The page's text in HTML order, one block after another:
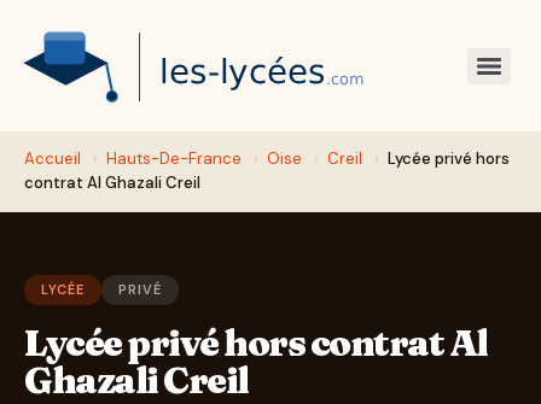
Accueil › Hauts-De-France › Oise › Creil › Lycée privé hors
contrat Al Ghazali Creil
LYCÉE PRIVÉ
Lycée privé hors contrat Al
Ghazali Creil